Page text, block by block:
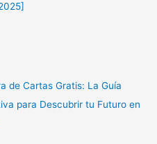
de Cartas Gratis: La Guía
para Descubrir tu Futuro en